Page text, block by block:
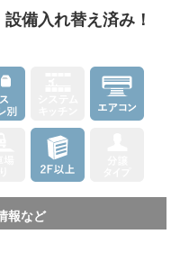
備入れ替え済み！
報など